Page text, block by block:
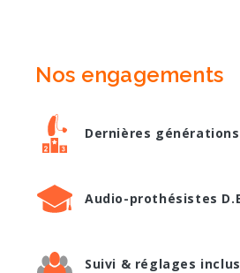
Nos engagements
Dernières
Audio-prothésistes
Suivi & réglages inclus